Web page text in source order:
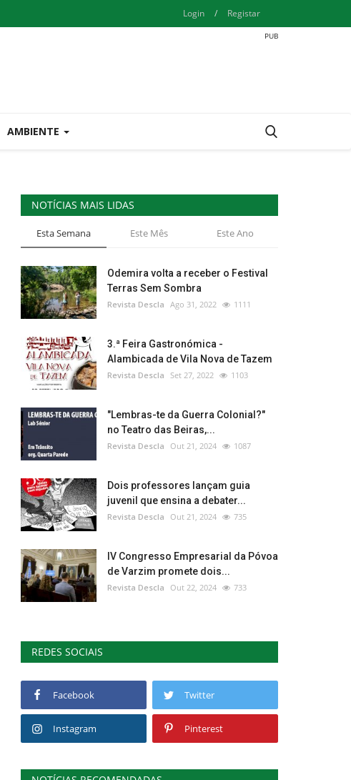
Login / Registar
AMBIENTE
NOTÍCIAS MAIS LIDAS
Esta Semana Este Mês Este Ano
Odemira volta a receber o Festival
Terras Sem Sombra
Revista Descla Ago 31, 2022 1111
3.ª Feira Gastronómica -
Alambicada de Vila Nova de Tazem
Revista Descla Set 27, 2022 1103
"Lembras-te da Guerra Colonial?"
no Teatro das Beiras,...
Revista Descla Out 21, 2024 1087
Dois professores lançam guia
juvenil que ensina a debater...
Revista Descla Out 21, 2024 735
IV Congresso Empresarial da Póvoa
de Varzim promete dois...
Revista Descla Out 22, 2024 733
REDES SOCIAIS
Facebook Twitter
Instagram Pinterest